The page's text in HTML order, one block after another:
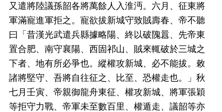
又遣將陸議孫韶各將萬餘人入淮沔。六月、征東將
軍滿寵進軍拒之。寵欲拔新城守致賊壽春、帝不聽
曰「昔漢光武遣兵縣據略陽、終以破隗囂、先帝東
置合肥、南守襄陽、西固祁山、賊來輒破於三城之
下者、地有所必爭也。縱權攻新城、必不能拔。敕
諸將堅守、吾將自往征之、比至、恐權走也。」秋
七月壬寅、帝親御龍舟東征、權攻新城、將軍張穎
等拒守力戰、帝軍未至數百里、權遁走、議韶等亦